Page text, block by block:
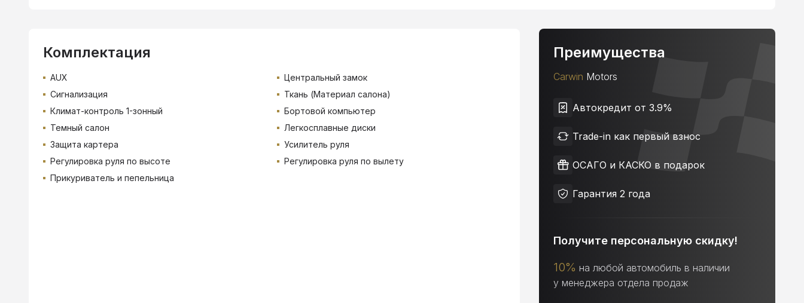
Комплектация
AUX
Центральный замок
Сигнализация
Ткань (Материал салона)
Климат-контроль 1-зонный
Бортовой компьютер
Темный салон
Легкосплавные диски
Защита картера
Усилитель руля
Регулировка руля по высоте
Регулировка руля по вылету
Прикуриватель и пепельница
Преимущества
Carwin Motors
Автокредит от 3.9%
Trade-in как первый взнос
ОСАГО и КАСКО в подарок
Гарантия 2 года
Получите персональную скидку!
10% на любой автомобиль в наличии
у менеджера отдела продаж